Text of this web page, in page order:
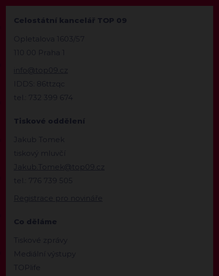
Celostátní kancelář TOP 09
Opletalova 1603/57
110 00 Praha 1
info@top09.cz
IDDS: 86ttzqc
tel.: 732 399 674
Tiskové oddělení
Jakub Tomek
tiskový mluvčí
Jakub.Tomek@top09.cz
tel.: 776 739 505
Registrace pro novináře
Co děláme
Tiskové zprávy
Mediální výstupy
TOPlife